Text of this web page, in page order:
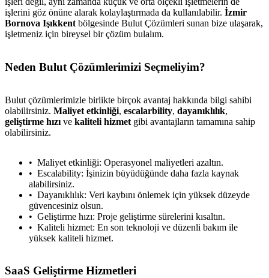
işlerini göz önüne alarak kolaylaştırmada da kullanılabilir. İzmir
Bornova Işıkkent bölgesinde Bulut Çözümleri sunan bize ulaşarak,
işletmeniz için bireysel bir çözüm bulalım.
Neden Bulut Çözümlerimizi Seçmeliyim?
Bulut çözümlerimizle birlikte birçok avantaj hakkında bilgi sahibi
olabilirsiniz. Maliyet etkinliği, escalarbility, dayanıklılık,
geliştirme hızı ve kaliteli hizmet gibi avantajların tamamına sahip
olabilirsiniz.
Maliyet etkinliği: Operasyonel maliyetleri azaltın.
Escalability: İşinizin büyüdüğünde daha fazla kaynak
alabilirsiniz.
Dayanıklılık: Veri kaybını önlemek için yüksek düzeyde
güvencesiniz olsun.
Geliştirme hızı: Proje geliştirme sürelerini kısaltın.
Kaliteli hizmet: En son teknoloji ve düzenli bakım ile
yüksek kaliteli hizmet.
SaaS Geliştirme Hizmetleri